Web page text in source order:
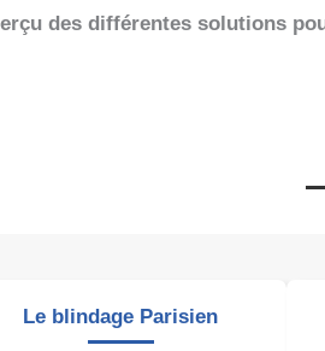
des différentes solutions
Le blindage Parisien